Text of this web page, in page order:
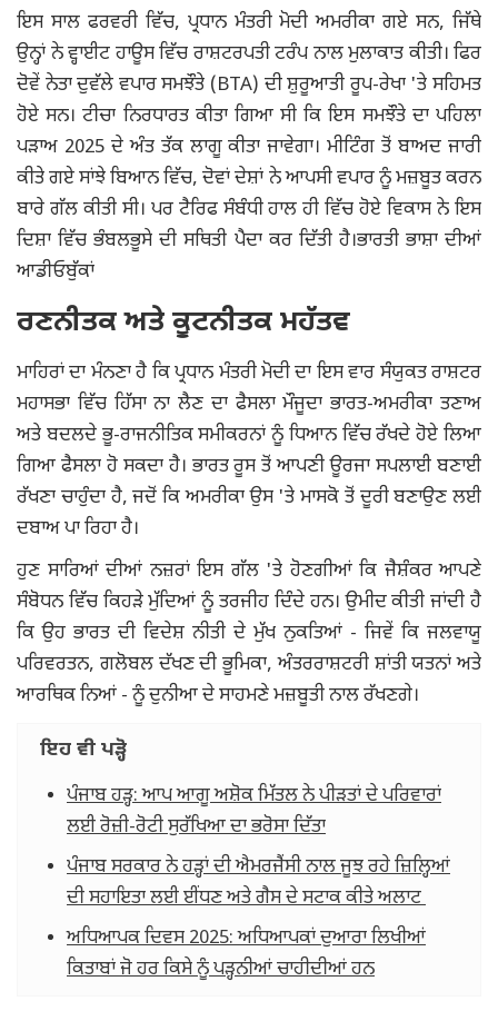
ਇਸ ਸਾਲ ਫਰਵਰੀ ਵਿੱਚ, ਪ੍ਰਧਾਨ ਮੰਤਰੀ ਮੋਦੀ ਅਮਰੀਕਾ ਗਏ ਸਨ, ਜਿੱਥੇ
ਉਨ੍ਹਾਂ ਨੇ ਵ੍ਹਾਈਟ ਹਾਊਸ ਵਿੱਚ ਰਾਸ਼ਟਰਪਤੀ ਟਰੰਪ ਨਾਲ ਮੁਲਾਕਾਤ ਕੀਤੀ। ਫਿਰ
ਦੋਵੇਂ ਨੇਤਾ ਦੁਵੱਲੇ ਵਪਾਰ ਸਮਝੌਤੇ (BTA) ਦੀ ਸ਼ੁਰੂਆਤੀ ਰੂਪ-ਰੇਖਾ 'ਤੇ ਸਹਿਮਤ
ਹੋਏ ਸਨ। ਟੀਚਾ ਨਿਰਧਾਰਤ ਕੀਤਾ ਗਿਆ ਸੀ ਕਿ ਇਸ ਸਮਝੌਤੇ ਦਾ ਪਹਿਲਾ
ਪੜਾਅ 2025 ਦੇ ਅੰਤ ਤੱਕ ਲਾਗੂ ਕੀਤਾ ਜਾਵੇਗਾ। ਮੀਟਿੰਗ ਤੋਂ ਬਾਅਦ ਜਾਰੀ
ਕੀਤੇ ਗਏ ਸਾਂਝੇ ਬਿਆਨ ਵਿੱਚ, ਦੋਵਾਂ ਦੇਸ਼ਾਂ ਨੇ ਆਪਸੀ ਵਪਾਰ ਨੂੰ ਮਜ਼ਬੂਤ ​​ਕਰਨ
ਬਾਰੇ ਗੱਲ ਕੀਤੀ ਸੀ। ਪਰ ਟੈਰਿਫ ਸੰਬੰਧੀ ਹਾਲ ਹੀ ਵਿੱਚ ਹੋਏ ਵਿਕਾਸ ਨੇ ਇਸ
ਦਿਸ਼ਾ ਵਿੱਚ ਭੰਬਲਭੂਸੇ ਦੀ ਸਥਿਤੀ ਪੈਦਾ ਕਰ ਦਿੱਤੀ ਹੈ।ਭਾਰਤੀ ਭਾਸ਼ਾ ਦੀਆਂ
ਆਡੀਓਬੁੱਕਾਂ
ਰਣਨੀਤਕ ਅਤੇ ਕੂਟਨੀਤਕ ਮਹੱਤਵ
ਮਾਹਿਰਾਂ ਦਾ ਮੰਨਣਾ ਹੈ ਕਿ ਪ੍ਰਧਾਨ ਮੰਤਰੀ ਮੋਦੀ ਦਾ ਇਸ ਵਾਰ ਸੰਯੁਕਤ ਰਾਸ਼ਟਰ
ਮਹਾਸਭਾ ਵਿੱਚ ਹਿੱਸਾ ਨਾ ਲੈਣ ਦਾ ਫੈਸਲਾ ਮੌਜੂਦਾ ਭਾਰਤ-ਅਮਰੀਕਾ ਤਣਾਅ
ਅਤੇ ਬਦਲਦੇ ਭੂ-ਰਾਜਨੀਤਿਕ ਸਮੀਕਰਨਾਂ ਨੂੰ ਧਿਆਨ ਵਿੱਚ ਰੱਖਦੇ ਹੋਏ ਲਿਆ
ਗਿਆ ਫੈਸਲਾ ਹੋ ਸਕਦਾ ਹੈ। ਭਾਰਤ ਰੂਸ ਤੋਂ ਆਪਣੀ ਊਰਜਾ ਸਪਲਾਈ ਬਣਾਈ
ਰੱਖਣਾ ਚਾਹੁੰਦਾ ਹੈ, ਜਦੋਂ ਕਿ ਅਮਰੀਕਾ ਉਸ 'ਤੇ ਮਾਸਕੋ ਤੋਂ ਦੂਰੀ ਬਣਾਉਣ ਲਈ
ਦਬਾਅ ਪਾ ਰਿਹਾ ਹੈ।
ਹੁਣ ਸਾਰਿਆਂ ਦੀਆਂ ਨਜ਼ਰਾਂ ਇਸ ਗੱਲ 'ਤੇ ਹੋਣਗੀਆਂ ਕਿ ਜੈਸ਼ੰਕਰ ਆਪਣੇ
ਸੰਬੋਧਨ ਵਿੱਚ ਕਿਹੜੇ ਮੁੱਦਿਆਂ ਨੂੰ ਤਰਜੀਹ ਦਿੰਦੇ ਹਨ। ਉਮੀਦ ਕੀਤੀ ਜਾਂਦੀ ਹੈ
ਕਿ ਉਹ ਭਾਰਤ ਦੀ ਵਿਦੇਸ਼ ਨੀਤੀ ਦੇ ਮੁੱਖ ਨੁਕਤਿਆਂ - ਜਿਵੇਂ ਕਿ ਜਲਵਾਯੂ
ਪਰਿਵਰਤਨ, ਗਲੋਬਲ ਦੱਖਣ ਦੀ ਭੂਮਿਕਾ, ਅੰਤਰਰਾਸ਼ਟਰੀ ਸ਼ਾਂਤੀ ਯਤਨਾਂ ਅਤੇ
ਆਰਥਿਕ ਨਿਆਂ - ਨੂੰ ਦੁਨੀਆ ਦੇ ਸਾਹਮਣੇ ਮਜ਼ਬੂਤੀ ਨਾਲ ਰੱਖਣਗੇ।
ਇਹ ਵੀ ਪੜ੍ਹੋ
ਪੰਜਾਬ ਹੜ੍ਹ: ਆਪ ਆਗੂ ਅਸ਼ੋਕ ਮਿੱਤਲ ਨੇ ਪੀੜਤਾਂ ਦੇ ਪਰਿਵਾਰਾਂ
ਲਈ ਰੋਜ਼ੀ-ਰੋਟੀ ਸੁਰੱਖਿਆ ਦਾ ਭਰੋਸਾ ਦਿੱਤਾ
ਪੰਜਾਬ ਸਰਕਾਰ ਨੇ ਹੜ੍ਹਾਂ ਦੀ ਐਮਰਜੈਂਸੀ ਨਾਲ ਜੂਝ ਰਹੇ ਜ਼ਿਲ੍ਹਿਆਂ
ਦੀ ਸਹਾਇਤਾ ਲਈ ਈਂਧਣ ਅਤੇ ਗੈਸ ਦੇ ਸਟਾਕ ਕੀਤੇ ਅਲਾਟ
ਅਧਿਆਪਕ ਦਿਵਸ 2025: ਅਧਿਆਪਕਾਂ ਦੁਆਰਾ ਲਿਖੀਆਂ
ਕਿਤਾਬਾਂ ਜੋ ਹਰ ਕਿਸੇ ਨੂੰ ਪੜ੍ਹਨੀਆਂ ਚਾਹੀਦੀਆਂ ਹਨ